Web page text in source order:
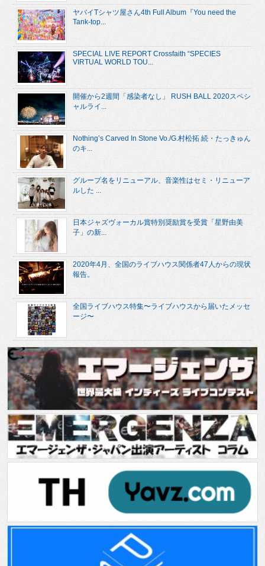
ヤバイTシャツ屋さん4th Full Album『You need the
Tank-top...
SPECIAL LIVE REPORT Crossfaith “SPECIES
VIRTUAL WORLD TOU...
開催から2週間「感染者なし」 RUSH BALL 2020スペシ
ャルライ...
Nothing’s Carved In Stone Vo./G.村松拓 続・たっきゅん
のキ...
グループ名をリニューアル、音楽性はセミ・リニューア
ルした ...
日本ジャズヴォーカル賞特別奨励賞を受賞「星野由美
子」の新...
2020年4月、全国のライブハウス関係者47人からの現状
報告。
全国ライブハウス特集〜ライブハウスから届いたメッセ
ージ〜